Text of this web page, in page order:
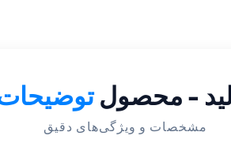
- محصول
مشخصات و ویژگی‌های دقیق